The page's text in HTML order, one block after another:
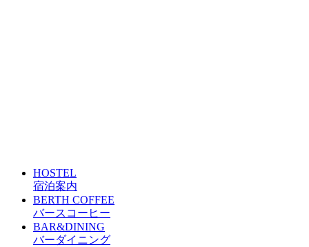
HOSTEL
宿泊案内
BERTH COFFEE
バースコーヒー
BAR&DINING
バーダイニング